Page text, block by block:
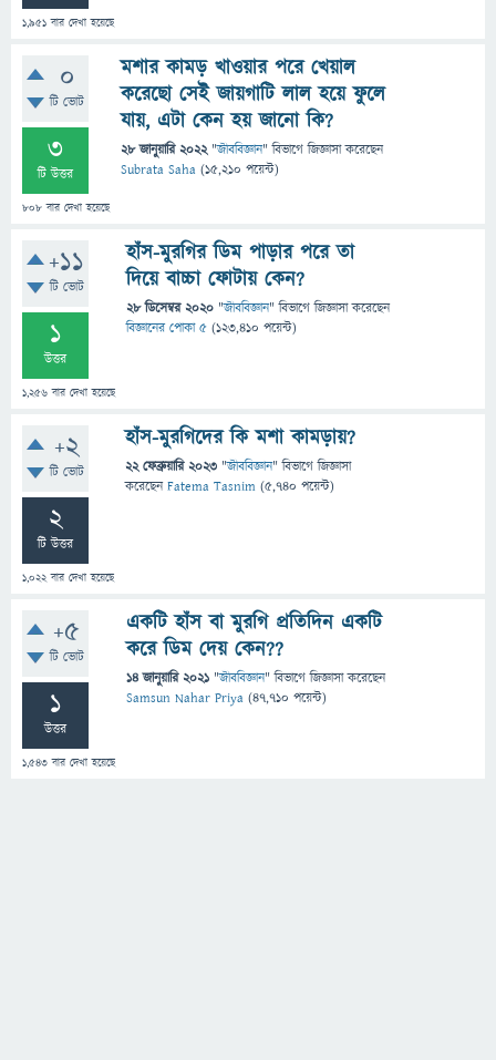
1,951 বার দেখা হয়েছে
0
টি ভোট
3
টি উত্তর
808 বার দেখা হয়েছে
মশার কামড় খাওয়ার পরে খেয়াল
করেছো সেই জায়গাটি লাল হয়ে ফুলে
যায়, এটা কেন হয় জানো কি?
28 জানুয়ারি 2022 "জীববিজ্ঞান" বিভাগে জিজ্ঞাসাকরেছেন
Subrata Saha (15,210 পয়েন্ট)
+11
টি ভোট
1
উত্তর
1,256 বার দেখা হয়েছে
হাঁস-মুরগির ডিম পাড়ার পরে তা
দিয়ে বাচ্চা ফোটায় কেন?
28 ডিসেম্বর 2020 "জীববিজ্ঞান" বিভাগে জিজ্ঞাসাকরেছেন
বিজ্ঞানের পোকা ৫ (123,410 পয়েন্ট)
+2
টি ভোট
2
টি উত্তর
1,022বার দেখা হয়েছে
হাঁস-মুরগিদের কি মশা কামড়ায়?
22 ফেব্রুয়ারি 2023 "জীববিজ্ঞান" বিভাগে জিজ্ঞাসা
করেছেনFatema Tasnim (5,740 পয়েন্ট)
+5
টি ভোট
1
উত্তর
1,543 বার দেখা হয়েছে
একটি হাঁস বা মুরগি প্রতিদিন একটি
করে ডিম দেয় কেন??
14 জানুয়ারি 2021 "জীববিজ্ঞান" বিভাগে জিজ্ঞাসাকরেছেন
Samsun Nahar Priya (47,710 পয়েন্ট)